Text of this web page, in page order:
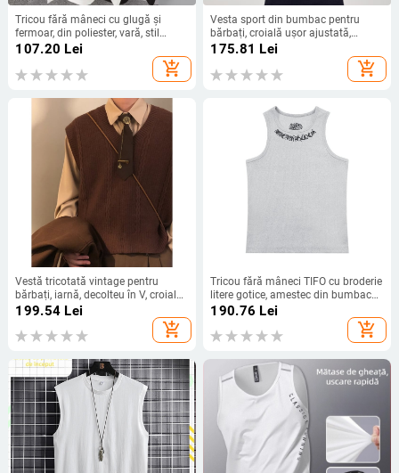
Tricou fără mâneci cu glugă și
fermoar, din poliester, vară, stil
coreean
107.20 Lei
add_shopping_cart
Vesta sport din bumbac pentru
bărbați, croială ușor ajustată,
culoare solidă, 95% bumbac, tiv cu
175.81 Lei
add_shopping_cart
Vestă tricotată vintage pentru
bărbați, iarnă, decolteu în V, croială
lejeră, stil street japonez și stil
colegial pentru look stratificat
199.54 Lei
add_shopping_cart
Tricou fără mâneci TIFO cu broderie
litere gotice, amestec din bumbac
(80% bumbac), croială strânsă, stil
190.76 Lei
add_shopping_cart